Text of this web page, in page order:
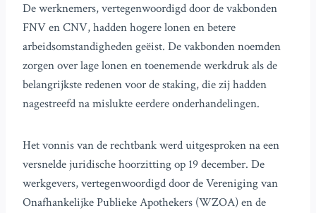
De werknemers, vertegenwoordigd door de vakbonden
FNV en CNV, hadden hogere lonen en betere
arbeidsomstandigheden geëist. De vakbonden noemden
zorgen over lage lonen en toenemende werkdruk als de
belangrijkste redenen voor de staking, die zij hadden
nagestreefd na mislukte eerdere onderhandelingen.
Het vonnis van de rechtbank werd uitgesproken na een
versnelde juridische hoorzitting op 19 december. De
werkgevers, vertegenwoordigd door de Vereniging van
Onafhankelijke Publieke Apothekers (WZOA) en de